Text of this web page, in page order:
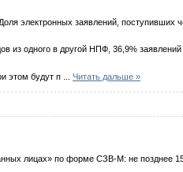
электронных заявлений, поступивших
из одного в другой НПФ, 36,9%
этом будут п
Читать дальше »
лицах» по форме СЗВ-М: не позднее